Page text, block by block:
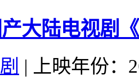
大陆电视剧
|
上映年份：